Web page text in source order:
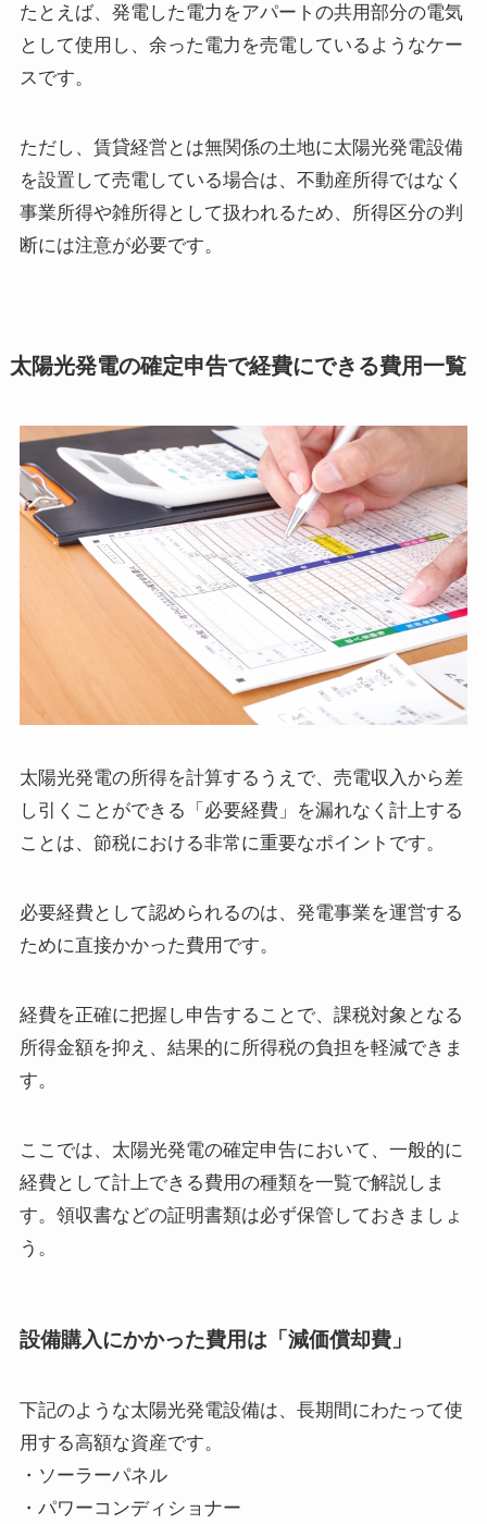
たとえば、発電した電力をアパートの共用部分の電気
として使用し、余った電力を売電しているようなケー
スです。
ただし、賃貸経営とは無関係の土地に太陽光発電設備
を設置して売電している場合は、不動産所得ではなく
事業所得や雑所得として扱われるため、所得区分の判
断には注意が必要です。
太陽光発電の確定申告で経費にできる費用一覧
太陽光発電の所得を計算するうえで、売電収入から差
し引くことができる「必要経費」を漏れなく計上する
ことは、節税における非常に重要なポイントです。
必要経費として認められるのは、発電事業を運営する
ために直接かかった費用です。
経費を正確に把握し申告することで、課税対象となる
所得金額を抑え、結果的に所得税の負担を軽減できま
す。
ここでは、太陽光発電の確定申告において、一般的に
経費として計上できる費用の種類を一覧で解説しま
す。領収書などの証明書類は必ず保管しておきましょ
う。
設備購入にかかった費用は「減価償却費」
下記のような太陽光発電設備は、長期間にわたって使
用する高額な資産です。
・ソーラーパネル
・パワーコンディショナー